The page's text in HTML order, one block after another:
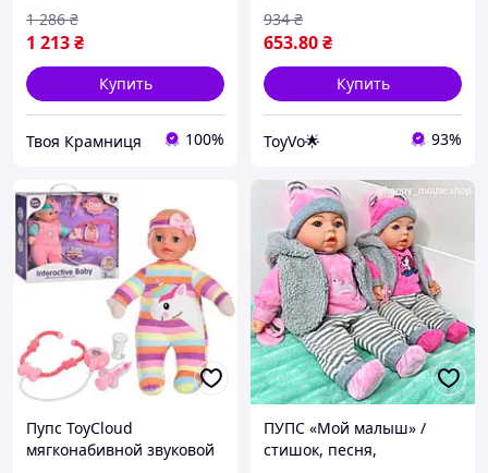
1 213₴
1 286 ₴
Купить
Твоя Крамниця 100%
653.80₴
934 ₴
Купить
ToyVo🌟 93%
Пупс ToyCloud
мягконабивной звуковой
ПУПС «Мой малыш» /
стишок, песня,